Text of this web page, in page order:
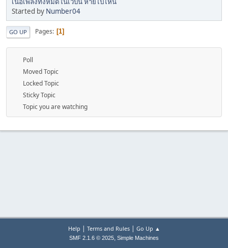
Started by Number04
GO UP Pages 1
Poll
Moved Topic
Locked Topic
Sticky Topic
Topic you are watching
Help | Terms and Rules| Go Up ▲
SMF 2.1.6 © 2025, Simple Machines